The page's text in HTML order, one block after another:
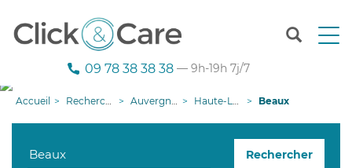
T
n
09 78 38 38 38 — 9h-19h 7j/7
Accueil Recherche aide à domicile Auvergne-Rhône-Alpes Haute-Loire Beaux
Rechercher